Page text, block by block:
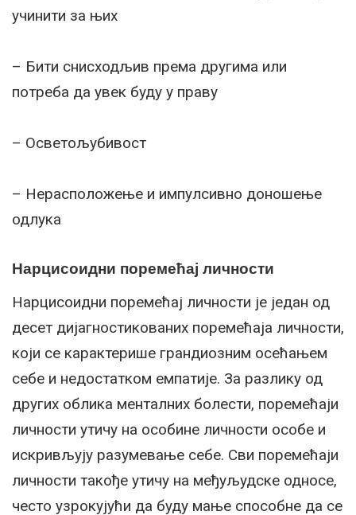
учинити за њих
– Бити снисходљив према другима или
потреба да увек буду у праву
– Осветољубивост
– Нерасположење и импулсивно доношење
одлука
Нарцисоидни поремећај личности
Нарцисоидни поремећај личности је један од
десет дијагностикованих поремећаја личности,
који се карактерише грандиозним осећањем
себе и недостатком емпатије. За разлику од
других облика менталних болести, поремећаји
личности утичу на особине личности особе и
искривљују разумевање себе. Сви поремећаји
личности такође утичу на међуљудске односе,
често узрокујући да буду мање способне да се